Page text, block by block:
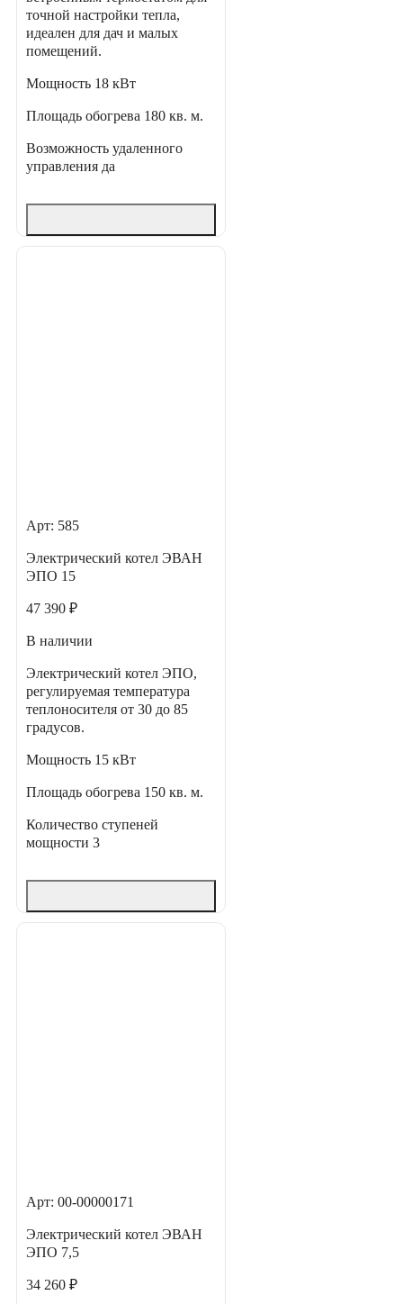
точной настройки тепла,
идеален для дач и малых
помещений.
Мощность 18 кВт
Площадь обогрева 180 кв. м.
Возможность удаленного
управления да
Арт: 585
Электрический котел ЭВАН
ЭПО 15
47 390 ₽
В наличии
Электрический котел ЭПО,
регулируемая температура
теплоносителя от 30 до 85
градусов.
Мощность 15 кВт
Площадь обогрева 150 кв. м.
Количество ступеней
мощности 3
Арт: 00-00000171
Электрический котел ЭВАН
ЭПО 7,5
34 260 ₽